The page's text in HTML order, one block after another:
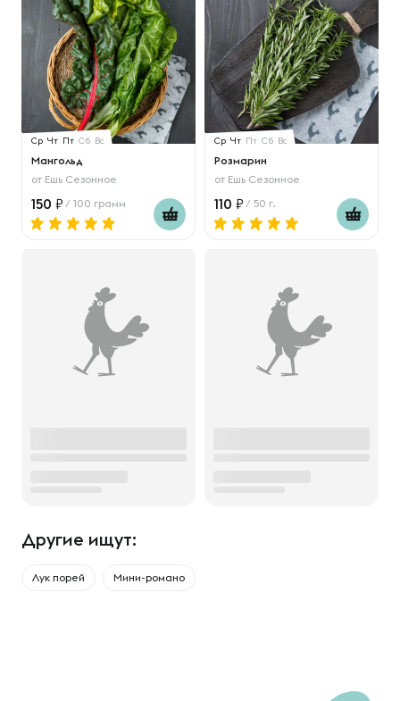
Ср Чт Пт Сб Вс
Мангольд
от Ешь Сезонное
150 / 100 грамм
Ср Чт Пт Сб Вс
Розмарин
от Ешь Сезонное
110 / 50 г.
Другие ищут:
Лук порей Мини-романо